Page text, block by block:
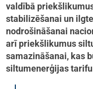
valdībā
stabilizēšanai un
nodrošināšanai
arī priekšlikumus
samazināšanai, kas
siltumenerģijas